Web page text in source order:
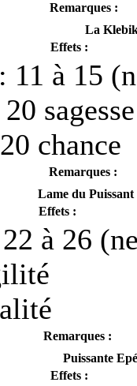
Remarques :
La
Effets :
11 à 15
sagesse
chance
Remarques :
Lame du
Effets :
à 26
Remarques :
Puissante
Effets :